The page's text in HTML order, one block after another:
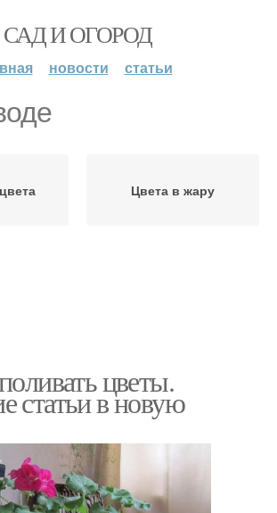
САД И ОГОРОД
новости статьи
Цвета в жару
цветы.
статьи в новую